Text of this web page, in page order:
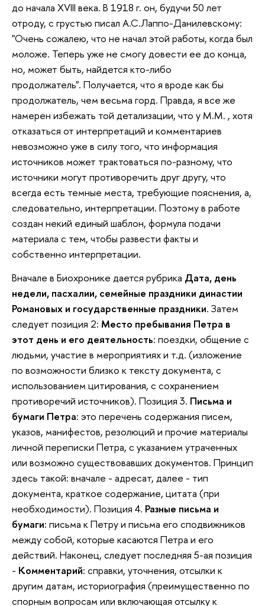
до начала XVIII века. В 1918 г. он, будучи 50 лет
отроду, с грустью писал А.С.Лаппо-Данилевскому:
"Очень сожалею, что не начал этой работы, когда был
моложе. Теперь уже не смогу довести ее до конца,
но, может быть, найдется кто-либо
продолжатель". Получается, что я вроде как бы
продолжатель, чем весьма горд. Правда, я все же
намерен избежать той детализации, что у М.М. , хотя
отказаться от интерпретаций и комментариев
невозможно уже в силу того, что информация
источников может трактоваться по-разному, что
источники могут противоречить друг другу, что
всегда есть темные места, требующие пояснения, а,
следовательно, интерпретации. Поэтому в работе
создан некий единый шаблон, формула подачи
материала с тем, чтобы развести факты и
собственно интерпретации.
Вначале в Биохронике дается рубрика Дата, день
недели, пасхалии, семейные праздники династии
Романовых и государственные праздники. Затем
следует позиция 2: Место пребывания Петра в
этот день и его деятельность: поездки, общение с
людьми, участие в мероприятиях и т.д. (изложение
по возможности близко к тексту документа, с
использованием цитирования, с сохранением
противоречий источников). Позиция 3. Письма и
бумаги Петра: это перечень содержания писем,
указов, манифестов, резолюций и прочие материалы
личной переписки Петра, с указанием утраченных
или возможно существовавших документов. Принцип
здесь такой: вначале - адресат, далее - тип
документа, краткое содержание, цитата (при
необходимости). Позиция 4. Разные письма и
бумаги: письма к Петру и письма его сподвижников
между собой, которые касаются Петра и его
действий. Наконец, следует последняя 5-ая позиция
- Комментарий: справки, уточнения, отсылки к
другим датам, историография (преимущественно по
спорным вопросам или включающая отсылку к